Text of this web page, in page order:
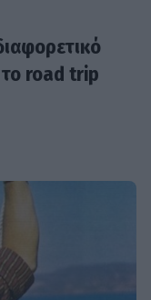
το road trip